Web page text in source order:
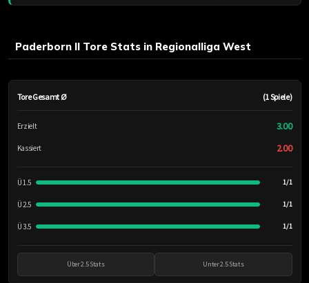
Paderborn II Tore Stats in Regionalliga West
Tore Gesamt Ø (1 Spiele)
Erzielt 3.00
Kassiert 2.00
Ü 1.5 1/1
Ü 2.5 1/1
Ü 3.5 1/1
Über 2.5 Stats Unter 2.5 Stats